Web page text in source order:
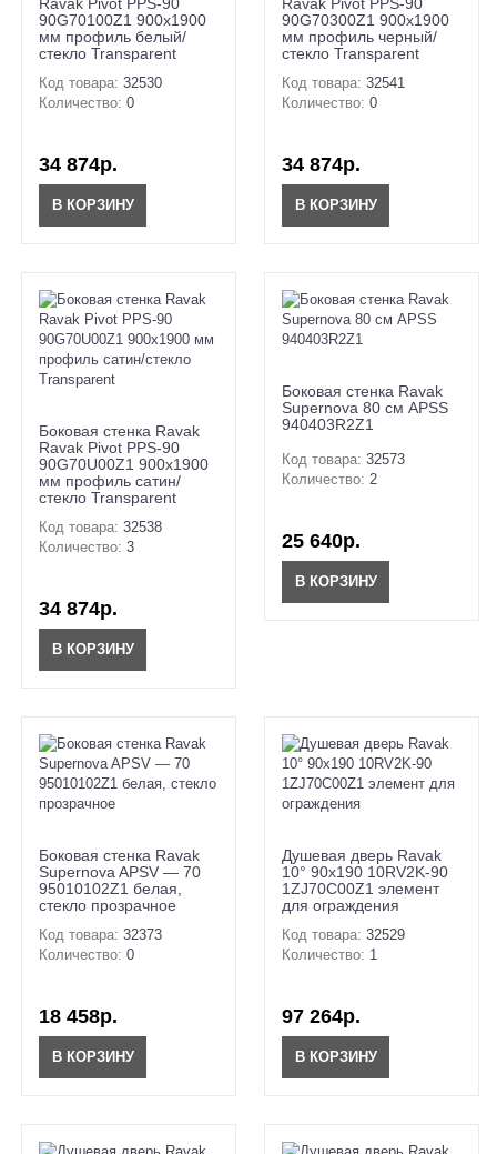
Ravak Pivot PPS-90
90G70100Z1 900х1900
мм профиль белый/
стекло Transparent
Код товара: 32530
Количество: 0
34 874р.
В КОРЗИНУ
Ravak Pivot PPS-90
90G70300Z1 900х1900
мм профиль черный/
стекло Transparent
Код товара: 32541
Количество: 0
34 874р.
В КОРЗИНУ
Боковая стенка Ravak
Ravak Pivot PPS-90
90G70U00Z1 900х1900
мм профиль сатин/
стекло Transparent
Код товара: 32538
Количество: 3
34 874р.
В КОРЗИНУ
Боковая стенка Ravak
Supernova 80 см APSS
940403R2Z1
Код товара: 32573
Количество: 2
25 640р.
В КОРЗИНУ
Боковая стенка Ravak
Supernova APSV — 70
95010102Z1 белая,
стекло прозрачное
Код товара: 32373
Количество: 0
18 458р.
В КОРЗИНУ
Душевая дверь Ravak
10° 90х190 10RV2K-90
1ZJ70C00Z1 элемент
для ограждения
Код товара: 32529
Количество: 1
97 264р.
В КОРЗИНУ